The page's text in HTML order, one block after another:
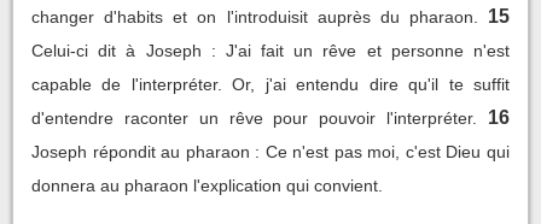
changer d'habits et on l'introduisit auprès du pharaon.
15
Celui-ci dit à Joseph : J'ai fait un rêve et personne n'est
capable de l'interpréter. Or, j'ai entendu dire qu'il te suffit
d'entendre raconter un rêve pour pouvoir l'interpréter.
16
Joseph répondit au pharaon : Ce n'est pas moi, c'est Dieu qui
donnera au pharaon l'explication qui convient.